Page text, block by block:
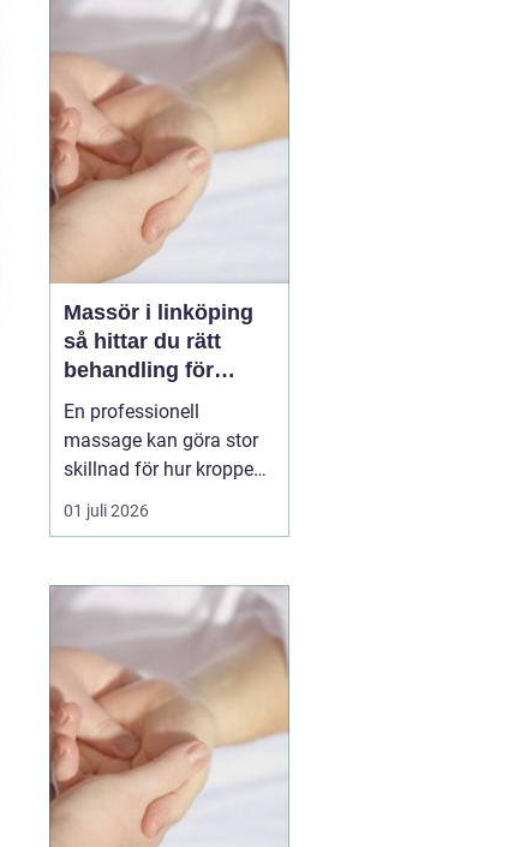
men märker att det inte
räcker. Terapi blir då en
plats där någon lyssnar
på djupet, ställer rätt
frågor och h...
Massör i linköping
så hittar du rätt
behandling för
kropp och hälsa
En professionell
massage kan göra stor
skillnad för hur kroppen
känns i vardagen.
Många i Linköping söker
värken blir för stor eller
när stressnivån är
ohållbar. Men massage
kan vara lika mycket
förebyggande som
behandlande. Med rät...
01 juli 2026